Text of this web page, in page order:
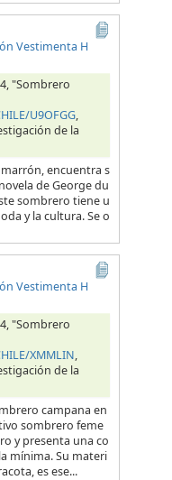
Vestimenta H
"Sombrero
U9OFGG,
de la
encuentra s
de George du
sombrero tiene u
y la cultura. Se o
Vestimenta H
"Sombrero
XMMLIN,
de la
campana en
sombrero feme
y presenta una co
mínima. Su materi
es ese...